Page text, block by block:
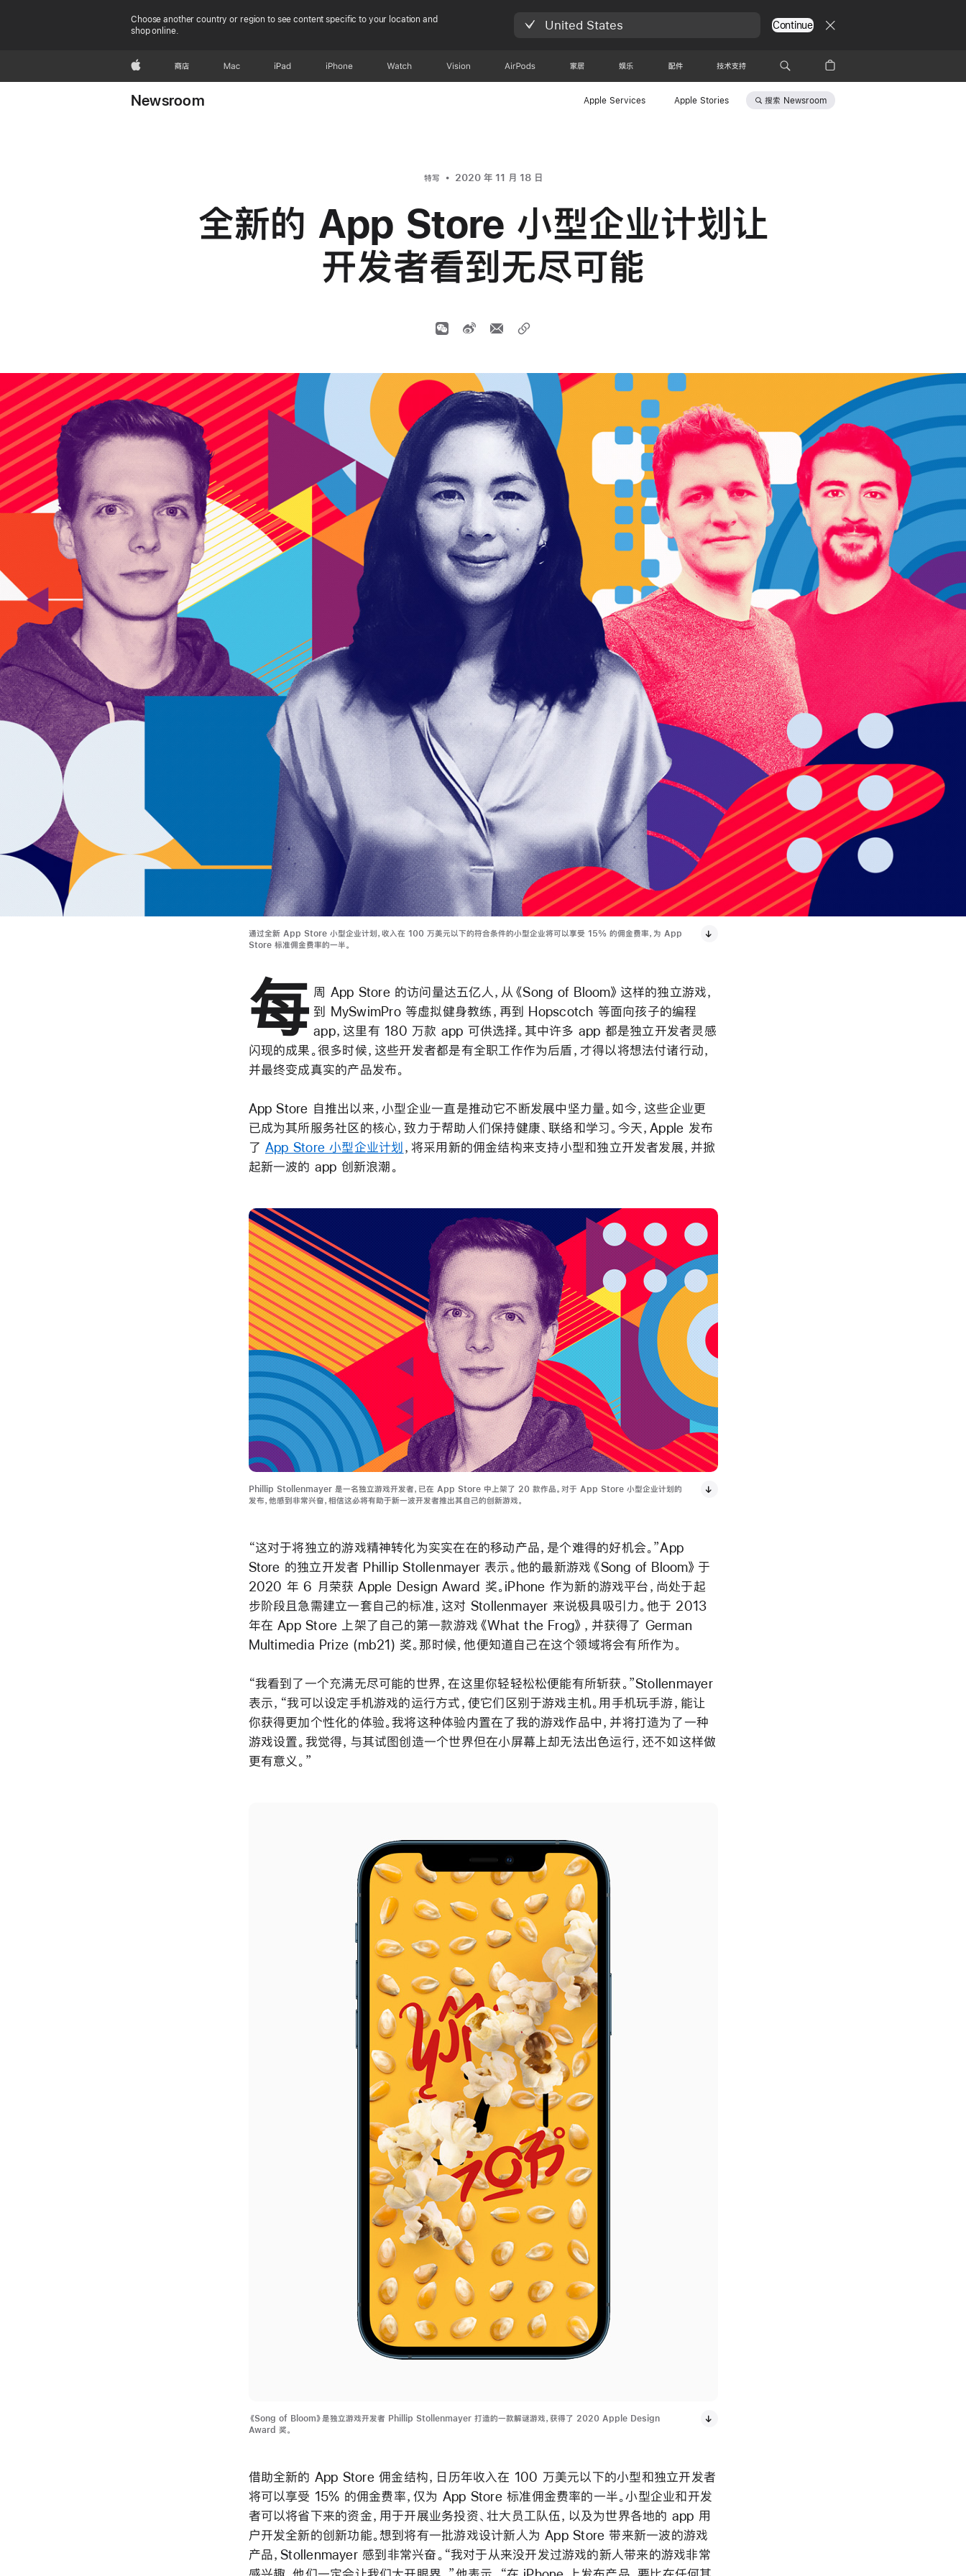
Choose another country or region to see content specific to your location and
shop online.
United States Continue
Apple 商店 Mac iPad iPhone Watch Vision AirPods 家居 娱乐 配件 技术支持
Newsroom Apple Services Apple Stories 搜索 Newsroom
特写 2020 年 11 月 18 日
全新的 App Store 小型企业计划让
开发者看到无尽可能
通过全新 App Store 小型企业计划，收入在 100 万美元以下的符合条件的小型企业将可以享受 15% 的佣金费率，为 App
Store 标准佣金费率的一半。
每 周 App Store 的访问量达五亿人，从《Song of Bloom》这样的独立游戏，
到 MySwimPro 等虚拟健身教练，再到 Hopscotch 等面向孩子的编程
app，这里有 180 万款 app 可供选择。其中许多 app 都是独立开发者灵感
闪现的成果。很多时候，这些开发者都是有全职工作作为后盾，才得以将想法付诸行动，
并最终变成真实的产品发布。
App Store 自推出以来，小型企业一直是推动它不断发展中坚力量。如今，这些企业更
已成为其所服务社区的核心，致力于帮助人们保持健康、联络和学习。今天，Apple 发布
了 App Store 小型企业计划 ，将采用新的佣金结构来支持小型和独立开发者发展，并掀
起新一波的 app 创新浪潮。
Phillip Stollenmayer 是一名独立游戏开发者，已在 App Store 中上架了 20 款作品。对于 App Store 小型企业计划的
发布，他感到非常兴奋，相信这必将有助于新一波开发者推出其自己的创新游戏。
“这对于将独立的游戏精神转化为实实在在的移动产品，是个难得的好机会。”App
Store 的独立开发者 Phillip Stollenmayer 表示。他的最新游戏《Song of Bloom》于
2020 年 6 月荣获 Apple Design Award 奖。iPhone 作为新的游戏平台，尚处于起
步阶段且急需建立一套自己的标准，这对 Stollenmayer 来说极具吸引力。他于 2013
年在 App Store 上架了自己的第一款游戏《What the Frog》，并获得了 German
Multimedia Prize (mb21) 奖。那时候，他便知道自己在这个领域将会有所作为。
“我看到了一个充满无尽可能的世界，在这里你轻轻松松便能有所斩获。”Stollenmayer
表示，“我可以设定手机游戏的运行方式，使它们区别于游戏主机。用手机玩手游，能让
你获得更加个性化的体验。我将这种体验内置在了我的游戏作品中，并将打造为了一种
游戏设置。我觉得，与其试图创造一个世界但在小屏幕上却无法出色运行，还不如这样做
更有意义。”
《Song of Bloom》是独立游戏开发者 Phillip Stollenmayer 打造的一款解谜游戏，获得了 2020 Apple Design
Award 奖。
借助全新的 App Store 佣金结构，日历年收入在 100 万美元以下的小型和独立开发者
将可以享受 15% 的佣金费率，仅为 App Store 标准佣金费率的一半。小型企业和开发
者可以将省下来的资金，用于开展业务投资、壮大员工队伍，以及为世界各地的 app 用
户开发全新的创新功能。想到将有一批游戏设计新人为 App Store 带来新一波的游戏
产品，Stollenmayer 感到非常兴奋。“我对于从来没开发过游戏的新人带来的游戏非常